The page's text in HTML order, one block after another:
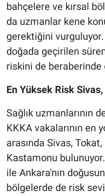
bahçelere ve kırsal
da uzmanlar kene
gerektiğini
doğada geçirilen
riskini de beraberinde
En Yüksek Risk
Sağlık uzmanlarının
KKKA vakalarının en
arasında Sivas,
Kastamonu
ile Ankara'nın
bölgelerde de risk